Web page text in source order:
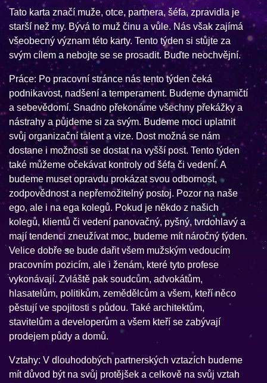
Tato karta značí muže, otce, partnera, šéfa, zpravidla je
starší než my. Bývá to muž činu a vůle. Nás však zajímá
všeobecný význam této karty. Tento týden si stůjte za
svým cílem a nebojte se se prosadit. Buďte neochvějní.
Práce: Po pracovní stránce nás tento týden čeká
podnikavost, nadšení a temperament. Budeme dynamičtí
a sebevědomí. Snadno překonáme všechny překážky a
nástrahy a půjdeme si za svým. Budeme moci uplatnit
svůj organizační talent a vize. Dost možná se nám
dostane i možnosti se dostat na vyšší post. Tento týden
také můžeme očekávat kontroly od šéfa či vedení. A
budeme muset opravdu prokázat svou odbornost,
zodpovědnost a nepřemožitelný postoj. Pozor na naše
ego, ale i na ega kolegů. Pokud je někdo z našich
kolegů, klientů či vedení panovačný, pyšný, tvrdohlavý a
mají tendenci zneužívat moc, budeme mít náročný týden.
Velice dobře se bude dařit všem mužským vedoucím
pracovním pozicím, ale i ženám, které tyto profese
vykonávají. Zvláště pak soudcům, advokátům,
hlasatelům, politikům, zemědělcům a všem, kteří něco
pěstují ve spojitosti s půdou. Také architektům,
stavitelům a developerům a všem kteří se zabývají
prodejem půdy a domů.
Vztahy: V dlouhodobých partnerských vztazích budeme
mít důvod být na svůj protějšek a celkově na svůj vztah